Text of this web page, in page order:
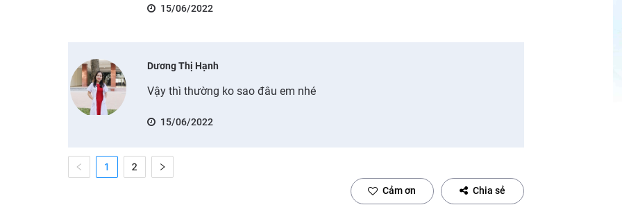
15/06/2022
Dương Thị Hạnh
Vậy thì thường ko sao đâu em nhé
15/06/2022
1 2
Cảm ơn Chia sẻ